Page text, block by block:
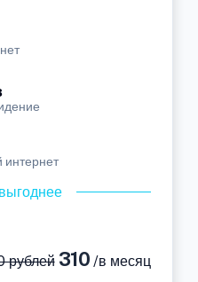
рублей310 /в месяц